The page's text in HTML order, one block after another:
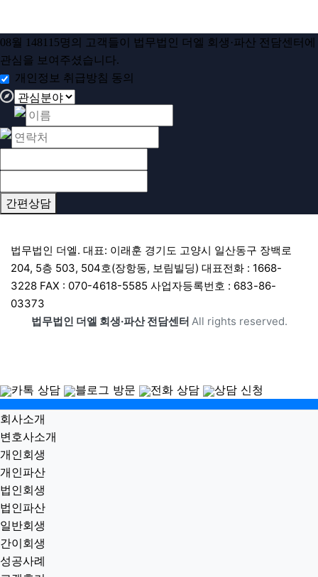
08월 148115명의 고객들이 법무법인 더엘 회생·파산 전담센터 에
관심을 보여주셨습니다.
개인정보 취급방침 동의
간편상담
법무법인 더엘. 대표: 이래훈 경기도 고양시 일산동구 장백로
204, 5층 503, 504호(장항동, 보림빌딩) 대표전화 : 1668-
3228 FAX : 070-4618-5585 사업자등록번호 : 683-86-
03373
법무법인 더엘 회생·파산 전담센터 All rights reserved.
카톡 상담 블로그 방문 전화 상담 상담 신청
닫기
회사소개
변호사소개
개인회생
개인파산
법인회생
법인파산
일반회생
간이회생
성공사례